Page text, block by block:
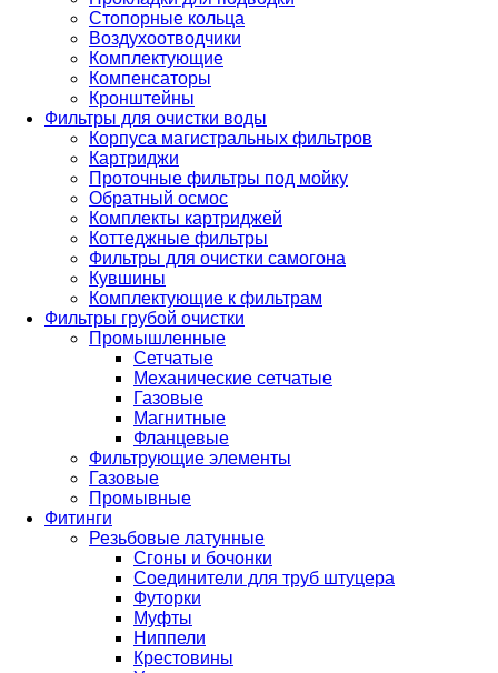
Стопорные кольца
Воздухоотводчики
Комплектующие
Компенсаторы
Кронштейны
Фильтры для очистки воды
Корпуса магистральных фильтров
Картриджи
Проточные фильтры под мойку
Обратный осмос
Комплекты картриджей
Коттеджные фильтры
Фильтры для очистки самогона
Кувшины
Комплектующие к фильтрам
Фильтры грубой очистки
Промышленные
Сетчатые
Механические сетчатые
Газовые
Магнитные
Фланцевые
Фильтрующие элементы
Газовые
Промывные
Фитинги
Резьбовые латунные
Сгоны и бочонки
Соединители для труб штуцера
Футорки
Муфты
Ниппели
Крестовины